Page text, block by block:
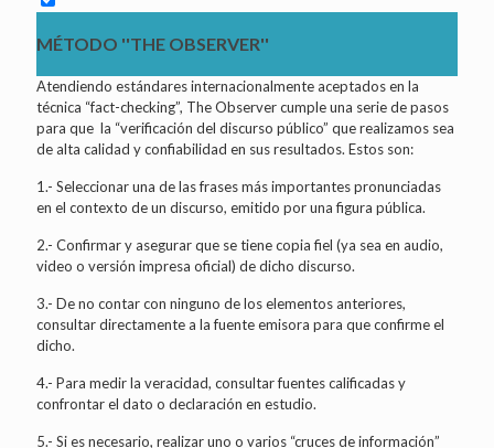
MÉTODO ''THE OBSERVER''
Atendiendo estándares internacionalmente aceptados en la
técnica “fact-checking”, The Observer cumple una serie de pasos
para que la “verificación del discurso público” que realizamos sea
de alta calidad y confiabilidad en sus resultados. Estos son:
1.- Seleccionar una de las frases más importantes pronunciadas
en el contexto de un discurso, emitido por una figura pública.
2.- Confirmar y asegurar que se tiene copia fiel (ya sea en audio,
video o versión impresa oficial) de dicho discurso.
3.- De no contar con ninguno de los elementos anteriores,
consultar directamente a la fuente emisora para que confirme el
dicho.
4.- Para medir la veracidad, consultar fuentes calificadas y
confrontar el dato o declaración en estudio.
5.- Si es necesario, realizar uno o varios “cruces de información”